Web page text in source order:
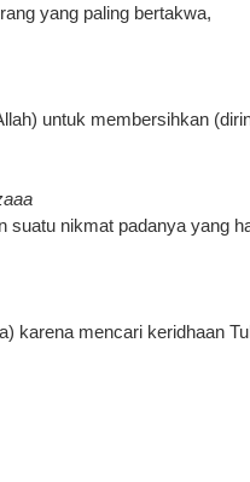
yang paling bertakwa,
untuk membersihkan
suatu nikmat padanya yang
karena mencari keridhaan